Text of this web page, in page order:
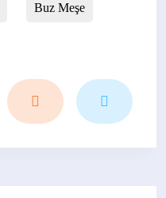
Buz Meşe